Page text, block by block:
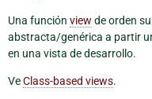
Una función view de orden
abstracta/genérica a partir
en una vista de desarrollo.
VeClass-based views.